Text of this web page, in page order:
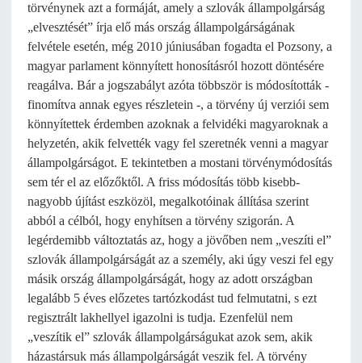
törvénynek azt a formáját, amely a szlovák állampolgárság
„elvesztését” írja elő más ország állampolgárságának
felvétele esetén, még 2010 júniusában fogadta el Pozsony, a
magyar parlament könnyített honosításról hozott döntésére
reagálva. Bár a jogszabályt azóta többször is módosították -
finomítva annak egyes részletein -, a törvény új verziói sem
könnyítettek érdemben azoknak a felvidéki magyaroknak a
helyzetén, akik felvették vagy fel szeretnék venni a magyar
állampolgárságot. E tekintetben a mostani törvénymódosítás
sem tér el az előzőktől. A friss módosítás több kisebb-
nagyobb újítást eszközöl, megalkotóinak állítása szerint
abból a célból, hogy enyhítsen a törvény szigorán. A
legérdemibb változtatás az, hogy a jövőben nem „veszíti el”
szlovák állampolgárságát az a személy, aki úgy veszi fel egy
másik ország állampolgárságát, hogy az adott országban
legalább 5 éves előzetes tartózkodást tud felmutatni, s ezt
regisztrált lakhellyel igazolni is tudja. Ezenfelül nem
„veszítik el” szlovák állampolgárságukat azok sem, akik
házastársuk más állampolgárságát veszik fel. A törvény